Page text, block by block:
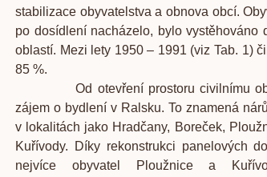
stabilizace obyvatelstva a obnova obcí.
po dosídlení nacházelo, bylo vystěhováno
oblastí. Mezi lety 1950 – 1991 (viz Tab. 1)
85 %.
Od otevření prostoru civilnímu
zájem o bydlení v Ralsku. To znamená
v lokalitách jako Hradčany, Boreček,
Kuřívody. Díky rekonstrukci panelových
nejvíce obyvatel Ploužnice a